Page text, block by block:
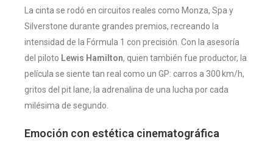
La cinta se rodó en circuitos reales como Monza, Spa y
Silverstone durante grandes premios, recreando la
intensidad de la Fórmula 1 con precisión. Con la asesoría
del piloto Lewis Hamilton, quien también fue productor, la
película se siente tan real como un GP: carros a 300 km/h,
gritos del pit lane, la adrenalina de una lucha por cada
milésima de segundo.
Emoción con estética cinematográfica